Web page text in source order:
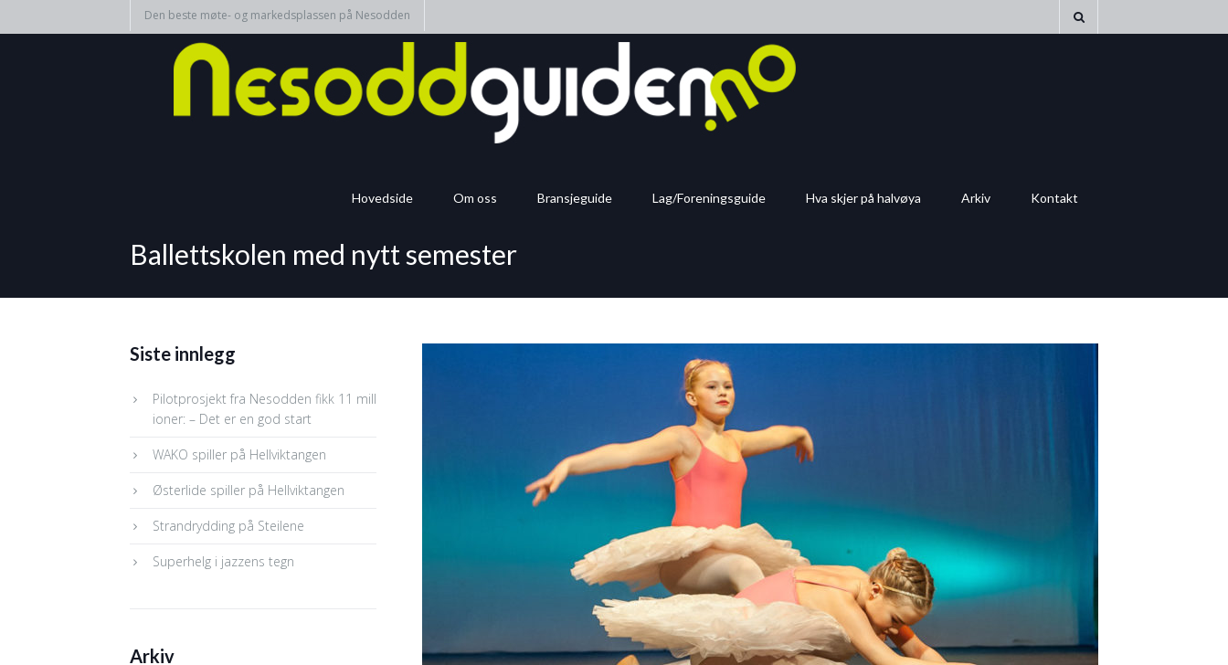
Den beste møte- og markedsplassen på Nesodden
Hovedside Om oss Bransjeguide Lag/Foreningsguide Hva skjer på halvøya Arkiv Kontakt
Ballettskolen med nytt semester
Siste innlegg
Pilotprosjekt fra Nesodden fikk 11 mill
ioner: – Det er en god start
WAKO spiller på Hellviktangen
Østerlide spiller på Hellviktangen
Strandrydding på Steilene
Superhelg i jazzens tegn
Arkiv